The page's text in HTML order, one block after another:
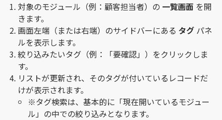
対象のモジュール（例：顧客担当者）の 一覧画面 を開
きます。
画面左端（または右端）のサイドバーにある タグ パネ
ルを表示します。
絞り込みたいタグ（例：「要確認」）をクリックしま
す。
リストが更新され、そのタグが付いているレコードだ
けが表示されます。
※タグ検索は、基本的に「現在開いているモジュー
ル」の中での絞り込みとなります。